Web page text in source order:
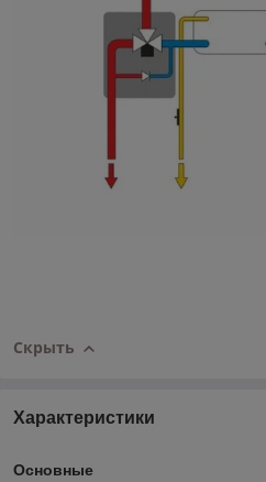
Скрыть
Характеристики
Основные